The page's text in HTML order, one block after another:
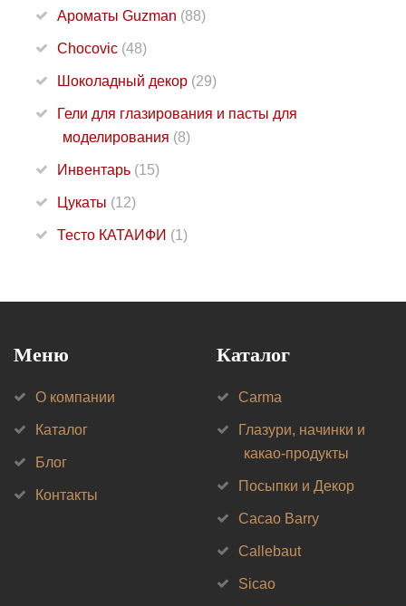
Ароматы Guzman (88)
Chocovic (48)
Шоколадный декор (29)
Гели для глазирования и пасты для
моделирования (8)
Инвентарь (15)
Цукаты (12)
Тесто КАТАИФИ (1)
Меню
О компании
Каталог
Блог
Контакты
Каталог
Carma
Глазури, начинки и
какао-продукты
Посыпки и Декор
Cacao Barry
Callebaut
Sicao